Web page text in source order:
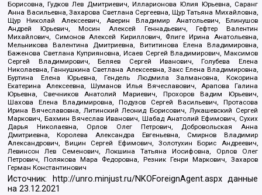
Борисовна, Гудков Лев Дмитриевич, Илларионова Юлия Юрьевна, Саранг
Анна Васильевна, Захарова Светлана Сергеевна, Щур Татьяна Михайловна,
Щур Николай Алексеевич, Аверин Владимир Анатольевич, Блинушов
Андрей Юрьевич, Мосин Алексей Геннадьевич, Гефтер Валентин
Михайлович, Симонов Алексей Кириллович, Флиге Ирина Анатольевна,
Мельникова Валентина Дмитриевна, Вититинова Елена Владимировна,
Баженова Светлана Куприяновна, Исаев Сергей Владимирович, Максимов
Сергей Владимирович, Беляев Сергей Иванович, Голубева Елена
Николаевна, Ганнушкина Светлана Алексеевна, Закс Елена Владимировна,
Буртина Елена Юрьевна, Гендель Людмила Залмановна, Кокорина
Екатерина Алексеевна, Шуманов Илья Вячеславович, Арапова Галина
Юрьевна, Свечников Анатолий Мариевич, Прохоров Вадим Юрьевич,
Шахова Елена Владимировна, Подузов Сергей Васильевич, Протасова
Ирина Вячеславовна, Литинский Леонид Борисович, Лукашевский Сергей
Маркович, Бахмин Вячеслав Иванович, Шабад Анатолий Ефимович, Сухих
Дарья Николаевна, Орлов Олег Петрович, Добровольская Анна
Дмитриевна, Королева Александра Евгеньевна, Смирнов Владимир
Александрович, Вицин Сергей Ефимович, Золотухин Борис Андреевич,
Левинсон Лев Семенович, Локшина Татьяна Иосифовна, Орлов Олег
Петрович, Полякова Мара Федоровна, Резник Генри Маркович, Захаров
Герман Константинович
Источник: http://unro.minjust.ru/NKOForeignAgent.aspxданные
на23.12.2021